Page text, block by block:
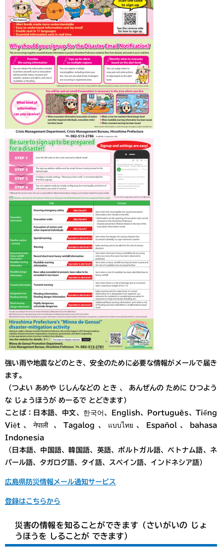
強い雨や地震などのとき、安全のために必要な情報がメールで届き
ます。
（つよい あめや じしんなどの とき 、 あんぜんの ために ひつよう
な じょうほうが めーるで とどきます）
ことば：日本語、中文、한국어、English、Português、Tiếng
Việt、नेपाली 、Tagalog、แบบไทย、Español、bahasa
Indonesia
（日本語、中国語、韓国語、英語、ポルトガル語、ベトナム語、ネ
パール語、タガログ語、タイ語、スペイン語、インドネシア語）
広島県防災情報メール通知サービス
登録はこちらから
災害の情報を知ることができます（さいがいの じょ
うほうを しることが できます）